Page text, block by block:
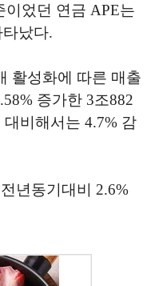
이었던 연금 APE는
났다.
활성화에 따른 매출
증가한 3조882
비해서는 4.7% 감
년동기대비 2.6%